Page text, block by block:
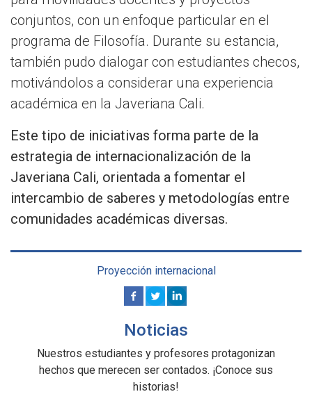
conjuntos, con un enfoque particular en el
programa de Filosofía. Durante su estancia,
también pudo dialogar con estudiantes checos,
motivándolos a considerar una experiencia
académica en la Javeriana Cali.
Este tipo de iniciativas forma parte de la
estrategia de internacionalización de la
Javeriana Cali, orientada a fomentar el
intercambio de saberes y metodologías entre
comunidades académicas diversas.
Proyección internacional
Noticias
Nuestros estudiantes y profesores protagonizan
hechos que merecen ser contados. ¡Conoce sus
historias!